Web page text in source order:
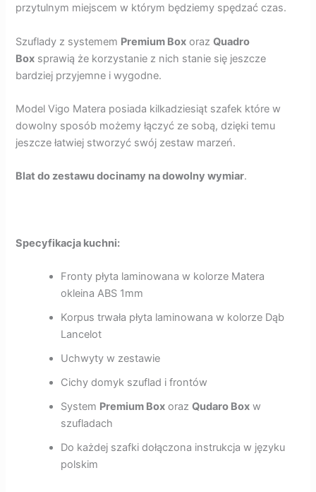
przytulnym miejscem w którym będziemy spędzać czas.
Szuflady z systemem Premium Box orazQuadro
Box sprawią że korzystanie z nich stanie się jeszcze
bardziej przyjemne i wygodne.
Model Vigo Matera posiada kilkadziesiąt szafek które w
dowolny sposób możemy łączyć ze sobą, dzięki temu
jeszcze łatwiej stworzyć swój zestaw marzeń.
Blat do zestawu docinamy na dowolny wymiar.
Specyfikacja kuchni:
Fronty płyta laminowana w kolorze Matera
okleina ABS 1mm
Korpus trwała płyta laminowana w kolorze Dąb
Lancelot
Uchwyty w zestawie
Cichy domyk szuflad i frontów
System Premium Box orazQudaro Box w
szufladach
Do każdej szafki dołączona instrukcja w języku
polskim